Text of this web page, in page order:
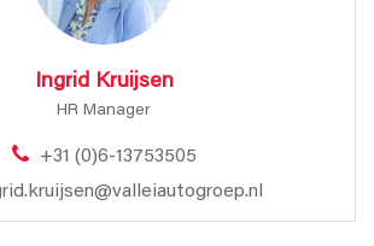
Ingrid Kruijsen
HR Manager
+31 (0)6-13753505